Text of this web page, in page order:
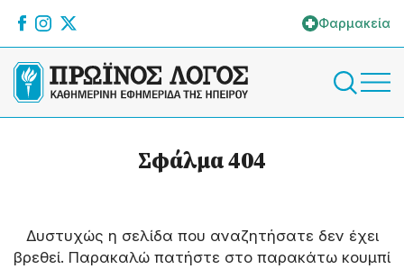
Φαρμακεία
Σφάλμα 404
Δυστυχώς η σελίδα που αναζητήσατε δεν έχει
βρεθεί. Παρακαλώ πατήστε στο παρακάτω κουμπί